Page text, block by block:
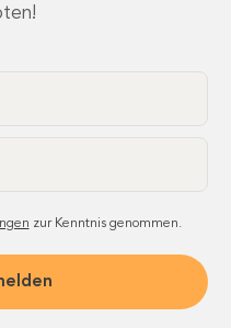
zur Kenntnis genommen.